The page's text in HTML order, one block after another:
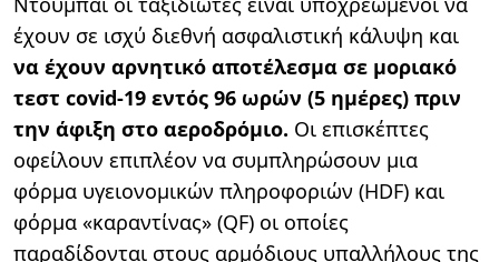
έχουν σε ισχύ διεθνή ασφαλιστική κάλυψη και
να έχουν αρνητικό αποτέλεσμα σε μοριακό
τεστ covid-19 εντός 96 ωρών (5 ημέρες) πριν
την άφιξη στο αεροδρόμιο. Οι επισκέπτες
οφείλουν επιπλέον να συμπληρώσουν μια
φόρμα υγειονομικών πληροφοριών (HDF) και
φόρμα «καραντίνας» (QF) οι οποίες
παραδίδονται στους αρμόδιους υπαλλήλους της